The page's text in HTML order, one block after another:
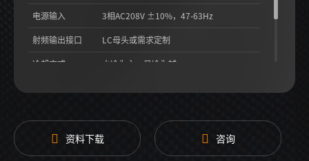
电源输入 3相AC208V ±10%，47-63Hz
射频输出接口 LC母头或需求定制
冷却方式 水冷为主，风冷为辅
资料下载 咨询